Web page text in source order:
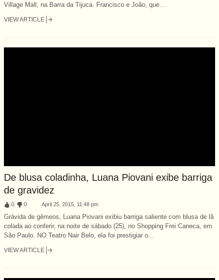
Village Mall, na Barra da Tijuca. Francisco e João, que...
VIEW ARTICLE
De blusa coladinha, Luana Piovani exibe barriga
de gravidez
:0 :0 April 25, 2015, 11:48 pm
Grávida de gêmeos, Luana Piovani exibiu barriga saliente com blusa de lã
colada ao conferir, na noite de sábado (25), no Shopping Frei Caneca, em
São Paulo. NO Teatro Nair Belo, ela foi prestigiar o...
VIEW ARTICLE